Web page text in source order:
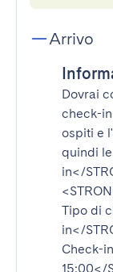
Arrivo
Dovrai
check-
ospiti e
quindi le
in</
Tipo di
in</
Check-
15:00</